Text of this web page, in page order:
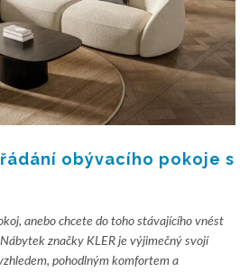
obývacího pokoje s
anebo chcete do toho stávajícího vnést
značky KLER je výjimečný svojí
pohodlným komfortem a